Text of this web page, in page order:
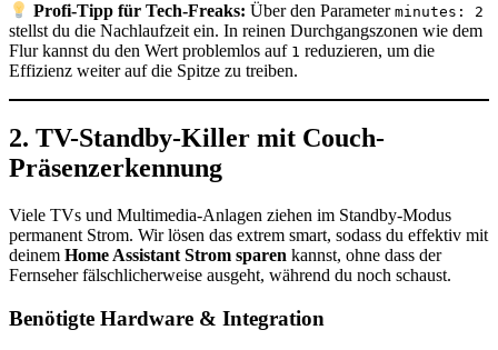
Profi-Tipp für Tech-Freaks: Über den Parameterminutes: 2
stellst du die Nachlaufzeit ein. In reinen Durchgangszonen wie dem
Flur kannst du den Wert problemlos auf 1 reduzieren, um die
Effizienz weiter auf die Spitze zu treiben.
2. TV-Standby-Killer mit Couch-
Präsenzerkennung
Viele TVs und Multimedia-Anlagen ziehen im Standby-Modus
permanent Strom. Wir lösen das extrem smart, sodass du effektiv mit
deinem Home Assistant Strom sparen kannst, ohne dass der
Fernseher fälschlicherweise ausgeht, während du noch schaust.
Benötigte Hardware & Integration